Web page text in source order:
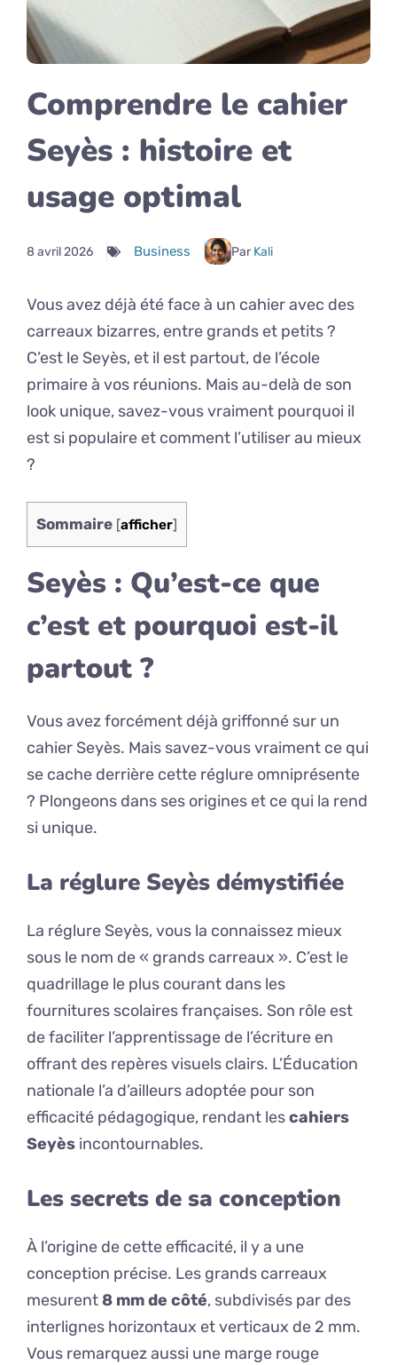
Comprendre le cahier
Seyès : histoire et
usage optimal
8 avril 2026 Business Par Kali
Vous avez déjà été face à un cahier avec des
carreaux bizarres, entre grands et petits ?
C’est le Seyès, et il est partout, de l’école
primaire à vos réunions. Mais au-delà de son
look unique, savez-vous vraiment pourquoi il
est si populaire et comment l’utiliser au mieux
?
Sommaire [afficher]
Seyès : Qu’est-ce que
c’est et pourquoi est-il
partout ?
Vous avez forcément déjà griffonné sur un
cahier Seyès. Mais savez-vous vraiment ce qui
se cache derrière cette réglure omniprésente
? Plongeons dans ses origines et ce qui la rend
si unique.
La réglure Seyès démystifiée
La réglure Seyès, vous la connaissez mieux
sous le nom de « grands carreaux ». C’est le
quadrillage le plus courant dans les
fournitures scolaires françaises. Son rôle est
de faciliter l’apprentissage de l’écriture en
offrant des repères visuels clairs. L’Éducation
nationale l’a d’ailleurs adoptée pour son
efficacité pédagogique, rendant lescahiers
Seyès incontournables.
Les secrets de sa conception
À l’origine de cette efficacité, il y a une
conception précise. Les grands carreaux
mesurent8 mm de côté, subdivisés par des
interlignes horizontaux et verticaux de 2 mm.
Vous remarquez aussi une marge rouge